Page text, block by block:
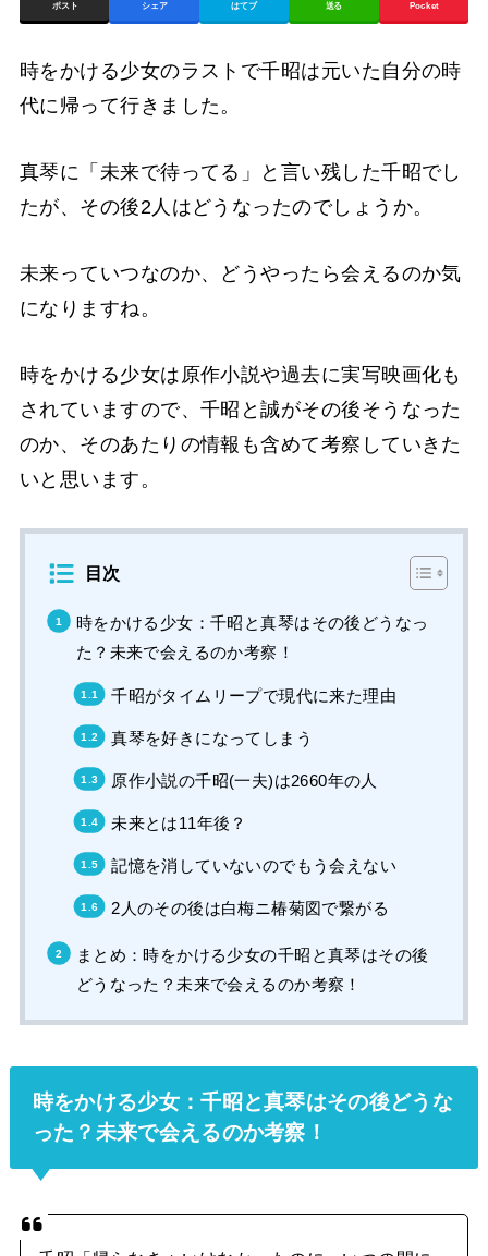
ポスト シェア はてブ 送る Pocket
時をかける少女のラストで千昭は元いた自分の時
代に帰って行きました。
真琴に「未来で待ってる」と言い残した千昭でし
たが、その後2人はどうなったのでしょうか。
未来っていつなのか、どうやったら会えるのか気
になりますね。
時をかける少女は原作小説や過去に実写映画化も
されていますので、千昭と誠がその後そうなった
のか、そのあたりの情報も含めて考察していきた
いと思います。
目次
時をかける少女：千昭と真琴はその後どうなっ
た？未来で会えるのか考察！
千昭がタイムリープで現代に来た理由
真琴を好きになってしまう
原作小説の千昭(一夫)は2660年の人
未来とは11年後？
記憶を消していないのでもう会えない
2人のその後は白梅ニ椿菊図で繋がる
まとめ：時をかける少女の千昭と真琴はその後
どうなった？未来で会えるのか考察！
時をかける少女：千昭と真琴はその後どうな
った？未来で会えるのか考察！